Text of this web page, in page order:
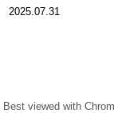
2025.07.31
Best viewed with